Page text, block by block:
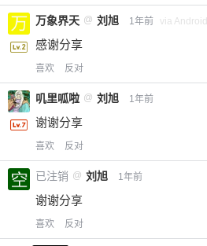
万象界天 @ 刘旭 1年前 via Android
感谢分享
喜欢 反对
叽里呱啦 @ 刘旭 1年前
谢谢分享
喜欢 反对
已注销 @ 刘旭 1年前
谢谢分享
喜欢 反对